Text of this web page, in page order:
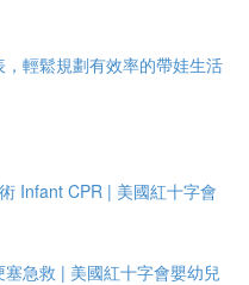
輕鬆規劃有效率的帶娃生活
Infant CPR | 美國紅十字會
急救 | 美國紅十字會嬰幼兒